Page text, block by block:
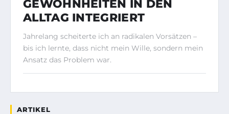
GEWOHNHEITEN IN DEN
ALLTAG INTEGRIERT
Jahrelang scheiterte ich an radikalen Vorsätzen –
bis ich lernte, dass nicht mein Wille, sondern mein
Ansatz das Problem war.
ARTIKEL